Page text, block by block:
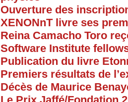
Ouverture des
XENONnT livre ses
Reina Camacho Toro
Software Institute
Publication du livre
Premiers résultats de
Décès de Maurice